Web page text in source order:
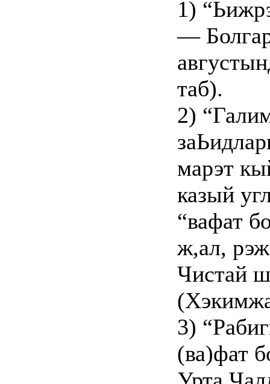
1)
—
таб).
2)
марэт
казый
“вафат
ж,ал,
Чистай
3)
(ва)фат